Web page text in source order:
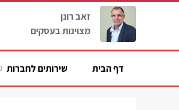
זאב רונן
מצוינות בעסקים
דף הבית שירותים לחברות